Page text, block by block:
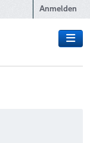
Anmelden